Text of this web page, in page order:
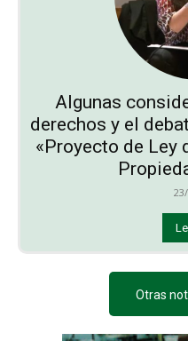
Algunas
derechos y el
«Proyecto de Ley
Otras